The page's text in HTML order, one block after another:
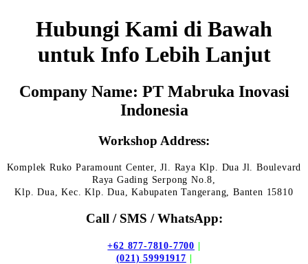
Hubungi Kami di Bawah
untuk Info Lebih Lanjut
Company Name: PT Mabruka Inovasi
Indonesia
Workshop Address:
Komplek Ruko Paramount Center, Jl. Raya Klp. Dua Jl. Boulevard
Raya Gading Serpong No.8,
Klp. Dua, Kec. Klp. Dua, Kabupaten Tangerang, Banten 15810
Call / SMS / WhatsApp:
+62 877-7810-7700 |
(021) 59991917 |